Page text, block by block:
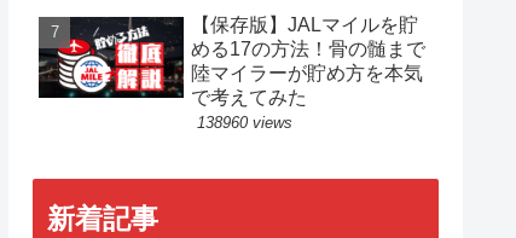
【保存版】JALマイルを貯
める17の方法！骨の髄まで
陸マイラーが貯め方を本気
で考えてみた
138960 views
新着記事